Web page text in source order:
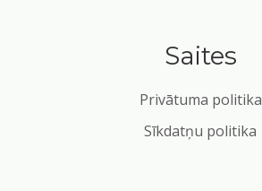
Saites
Privātuma politika
Sīkdatņu politika